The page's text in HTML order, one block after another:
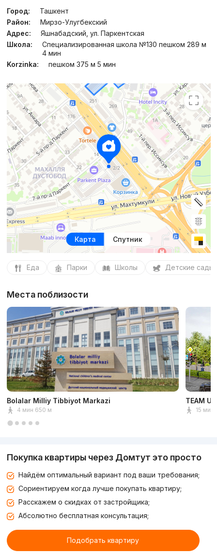
Город:
Ташкент
Район:
Мирзо-Улугбекский
Адрес:
Яшнабадский, ул. Паркентская
Школа:
Специализированная школа №130 пешком 289 м
4 мин
Korzinka:
пешком 375 м 5 мин
Карта Спутник
Еда Парки Школы Детские сады
Места поблизости
Bolalar Milliy Tibbiyot Markazi
4 мин 650 м
TEAM
15 мин
Покупка квартиры через Домтут это просто
Найдём оптимальный вариант под ваши требования;
Сориентируем когда лучше покупать квартиру;
Расскажем о скидках от застройщика;
Абсолютно бесплатная консультация;
Подобрать квартиру